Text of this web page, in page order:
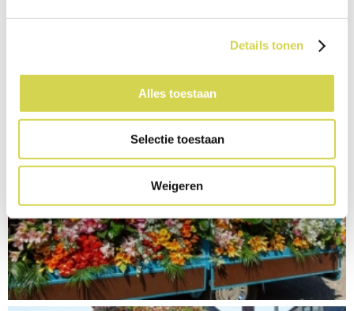
Details tonen
Alles toestaan
Selectie toestaan
Weigeren